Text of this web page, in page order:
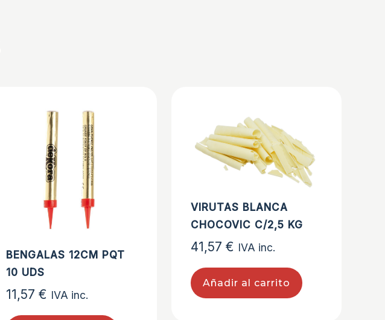
BENGALAS 12CM PQT
10 UDS
11,57€ IVA inc.
VIRUTAS BLANCA
CHOCOVIC C/2,5 KG
41,57€ IVA inc.
Añadir al carrito